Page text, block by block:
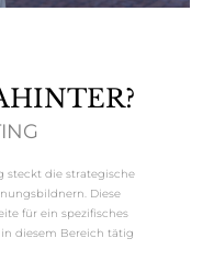
steckt die strategische
Diese
für ein spezifisches
diesem Bereich tätig